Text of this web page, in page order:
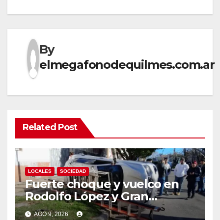
By
elmegafonodequilmes.com.ar
Related Post
LOCALES SOCIEDAD
Fuerte choque y vuelco en
Rodolfo López y Gran
Canaria, Quilmes Oeste
AGO 9, 2026